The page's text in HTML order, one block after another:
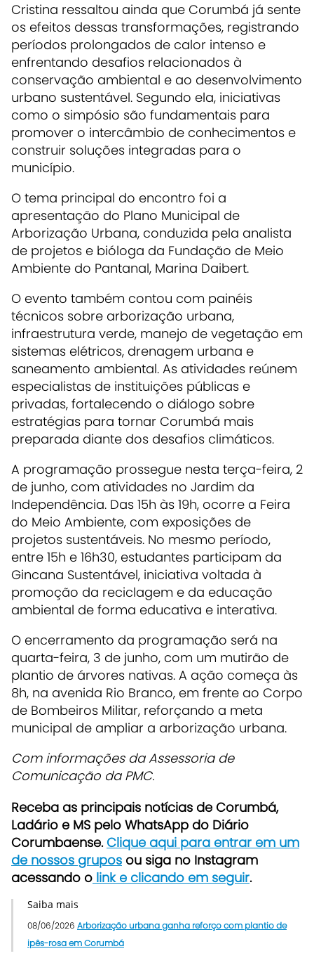
Cristina ressaltou ainda que Corumbá já sente
os efeitos dessas transformações, registrando
períodos prolongados de calor intenso e
enfrentando desafios relacionados à
conservação ambiental e ao desenvolvimento
urbano sustentável. Segundo ela, iniciativas
como o simpósio são fundamentais para
promover o intercâmbio de conhecimentos e
construir soluções integradas para o
município.
O tema principal do encontro foi a
apresentação do Plano Municipal de
Arborização Urbana, conduzida pela analista
de projetos e bióloga da Fundação de Meio
Ambiente do Pantanal, Marina Daibert.
O evento também contou com painéis
técnicos sobre arborização urbana,
infraestrutura verde, manejo de vegetação em
sistemas elétricos, drenagem urbana e
saneamento ambiental. As atividades reúnem
especialistas de instituições públicas e
privadas, fortalecendo o diálogo sobre
estratégias para tornar Corumbá mais
preparada diante dos desafios climáticos.
A programação prossegue nesta terça-feira, 2
de junho, com atividades no Jardim da
Independência. Das 15h às 19h, ocorre a Feira
do Meio Ambiente, com exposições de
projetos sustentáveis. No mesmo período,
entre 15h e 16h30, estudantes participam da
Gincana Sustentável, iniciativa voltada à
promoção da reciclagem e da educação
ambiental de forma educativa e interativa.
O encerramento da programação será na
quarta-feira, 3 de junho, com um mutirão de
plantio de árvores nativas. A ação começa às
8h, na avenida Rio Branco, em frente ao Corpo
de Bombeiros Militar, reforçando a meta
municipal de ampliar a arborização urbana.
Com informações da Assessoria de
Comunicação da PMC.
Receba as principais notícias de Corumbá,
Ladário e MS pelo WhatsApp do Diário
Corumbaense.Clique aqui para entrar em um
de nossos grupos ou siga no Instagram
acessando o link e clicando em seguir.
Saiba mais
08/06/2026 Arborização urbana ganha reforço com plantio de
ipês-rosa em Corumbá